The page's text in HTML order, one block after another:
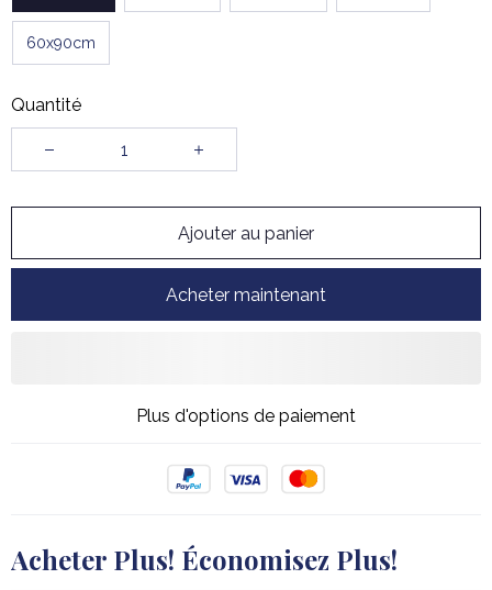
60x90cm
Quantité
Ajouter au panier
Acheter maintenant
Plus d'options de paiement
Acheter Plus! Économisez Plus!